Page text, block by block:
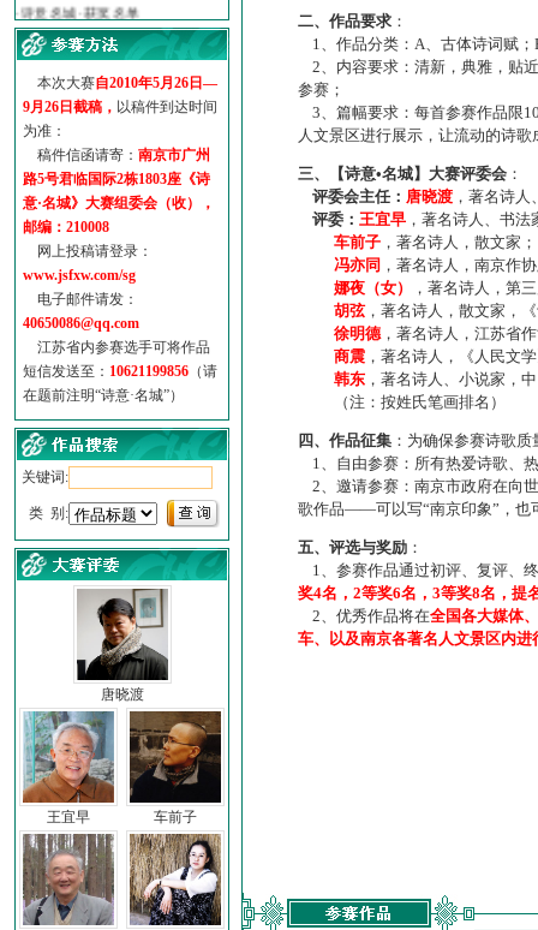
·【诗意·名城】地铁展示作...
·诗意名城·地铁时间
·地铁完美呈现【诗意·名城...
参赛作品多达5000多首
“诗意·名城”晒诗会
特别通知--致广大诗词爱好...
本次大赛自2010年5月26日—
9月26日截稿， 以稿件到达时间
为准：
稿件信函请寄： 南京市广州
路5号君临国际2栋1803座《诗
意·名城》大赛组委会（收），
邮编：210008
网上投稿请登录：
www.jsfxw.com/sg
电子邮件请发：
40650086@qq.com
江苏省内参赛选手可将作品
短信发送至： 10621199856 （请
在题前注明“诗意·名城”）
关键词:
类 别:
唐晓渡
王宜早 车前子
二、作品要求 ：
1、作品分类：A、古体诗词赋；
2、内容要求：清新，典雅，贴
参赛；
3、篇幅要求：每首参赛作品限
人文景区进行展示，让流动的诗
三、【诗意•名城】大赛评委会 ：
评委会主任： 唐晓渡 ，著名诗
评委： 王宜早 ，著名诗人、书
车前子 ，著名诗人，散文家；
冯亦同 ，著名诗人，南京作
娜夜（女）
，著名诗人，第
胡弦，著名诗人，散文家，
徐明德，著名诗人，江苏省
商震 ，著名诗人，《人民文
韩东 ，著名诗人、小说家，
（注：按姓氏笔画排名）
四、作品征集 ：为确保参赛诗歌
1、自由参赛：所有热爱诗歌、
2、邀请参赛：南京市政府在向
歌作品——可以写“南京印象”，也
五、评选与奖励 ：
1、参赛作品通过初评、复评、
奖4名，2等奖6名，3等奖8名，提
2、优秀作品将在全国各大媒体
车、以及南京各著名人文景区内进